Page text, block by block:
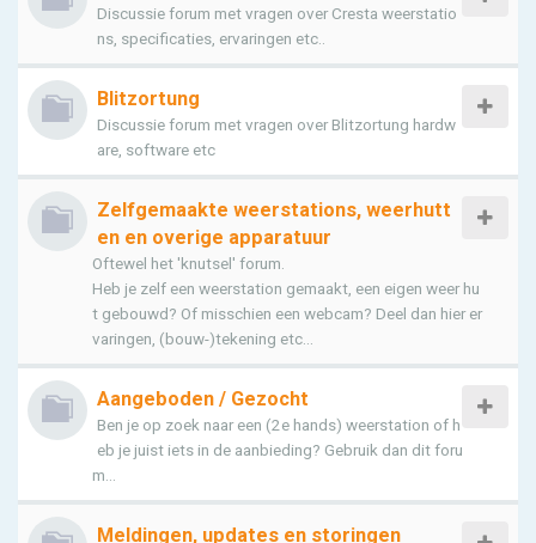
Discussie forum met vragen over Cresta weerstatio
ns, specificaties, ervaringen etc..
Blitzortung
Discussie forum met vragen over Blitzortung hardw
are, software etc
Zelfgemaakte weerstations, weerhutt
en en overige apparatuur
Oftewel het 'knutsel' forum.
Heb je zelf een weerstation gemaakt, een eigen weer hu
t gebouwd? Of misschien een webcam? Deel dan hier er
varingen, (bouw-)tekening etc...
Aangeboden / Gezocht
Ben je op zoek naar een (2e hands) weerstation of h
eb je juist iets in de aanbieding? Gebruik dan dit foru
m...
Meldingen, updates en storingen